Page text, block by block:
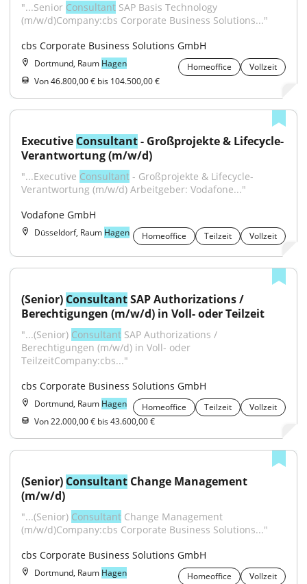
"...Senior Consultant SAP Basis Technology
(m/w/d)Company:cbs Corporate Business Solutions..."
cbs Corporate Business Solutions GmbH
Dortmund, Raum Hagen Homeoffice
Vollzeit
Von 46.800,00 € bis 104.500,00 €
Executive Consultant - Großprojekte & Lifecycle-
Verantwortung (m/w/d)
"...Executive Consultant - Großprojekte & Lifecycle-
Verantwortung (m/w/d) Arbeitgeber: Vodafone..."
Vodafone GmbH
Düsseldorf, Raum Hagen Homeoffice Teilzeit Vollzeit
(Senior) Consultant SAP Authorizations /
Berechtigungen (m/w/d) in Voll- oder Teilzeit
"...(Senior) Consultant SAP Authorizations /
Berechtigungen (m/w/d) in Voll- oder
TeilzeitCompany:cbs..."
cbs Corporate Business Solutions GmbH
Dortmund, Raum Hagen Homeoffice Teilzeit
Vollzeit
Von 22.000,00 € bis 43.600,00 €
(Senior) Consultant Change Management
(m/w/d)
"...(Senior) Consultant Change Management
(m/w/d)Company:cbs Corporate Business Solutions..."
cbs Corporate Business Solutions GmbH
Dortmund, Raum Hagen Homeoffice Vollzeit